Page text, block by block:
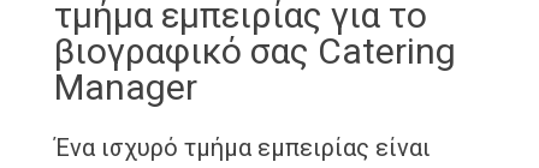
τμήμα εμπειρίας για το
βιογραφικό σας Catering
Manager
Ένα ισχυρό τμήμα εμπειρίας είναι